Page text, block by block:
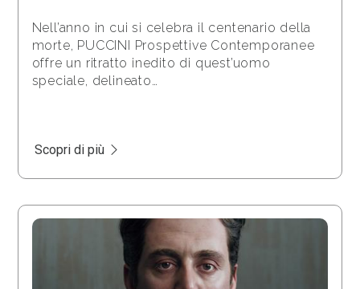
Nell’anno in cui si celebra il centenario della
morte, PUCCINI Prospettive Contemporanee
offre un ritratto inedito di quest’uomo
speciale, delineato…
Scopri di più